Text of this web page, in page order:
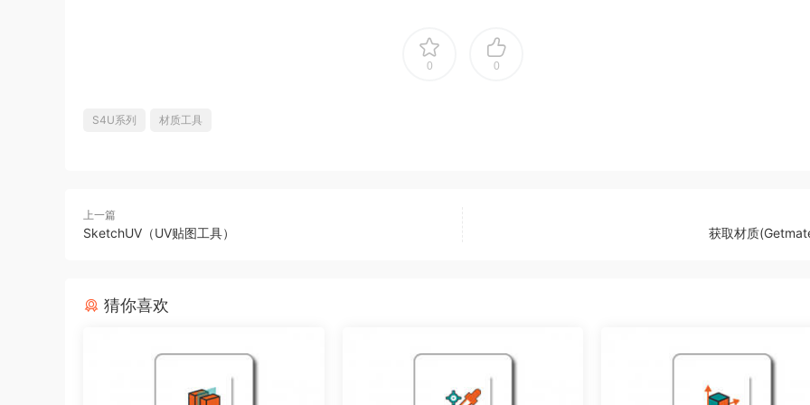
0 0
S4U系列 材质工具
上一篇
SketchUV（UV贴图工具） 获取材质
猜你喜欢